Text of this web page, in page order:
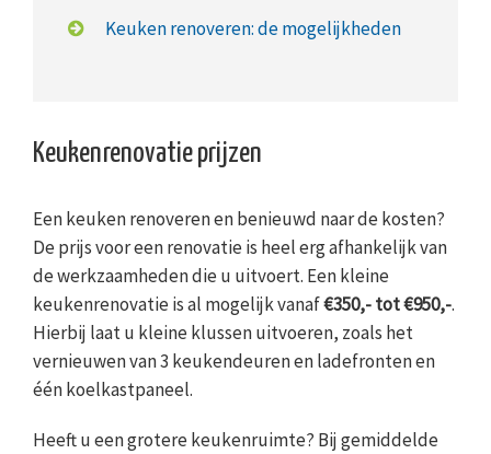
Keuken renoveren: de mogelijkheden
Keukenrenovatie prijzen
Een keuken renoveren en benieuwd naar de kosten?
De prijs voor een renovatie is heel erg afhankelijk van
de werkzaamheden die u uitvoert. Een kleine
keukenrenovatie is al mogelijk vanaf€350,- tot €950,-.
Hierbij laat u kleine klussen uitvoeren, zoals het
vernieuwen van 3 keukendeuren en ladefronten en
één koelkastpaneel.
Heeft u een grotere keukenruimte? Bij gemiddelde